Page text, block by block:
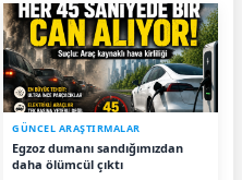
GÜNCEL ARAŞTIRMALAR
Egzoz dumanı sandığımızdan
daha ölümcül çıktı